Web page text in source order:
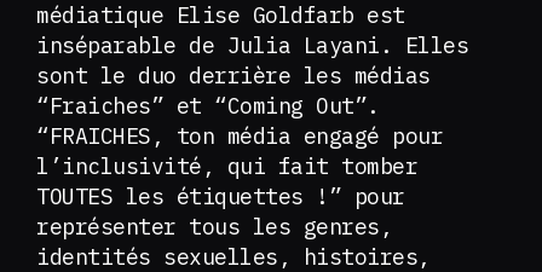
médiatique Elise Goldfarb est
inséparable de Julia Layani. Elles
sont le duo derrière les médias
“Fraiches” et “Coming Out”.
“FRAICHES, ton média engagé pour
l’inclusivité, qui fait tomber
TOUTES les étiquettes !” pour
représenter tous les genres,
identités sexuelles, histoires,